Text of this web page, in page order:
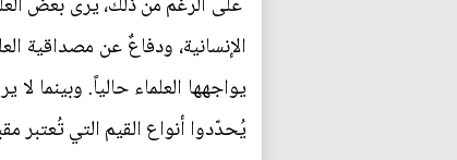
الإنسانية، ودفاعٌ عن مصداقية
يواجهها العلماء حالياً. وبينما
يُحدّدوا أنواع القيم التي تُعتبر